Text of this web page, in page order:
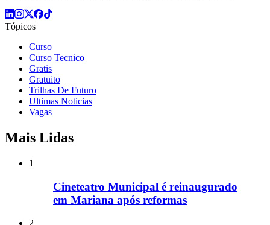
Tópicos
Curso
Curso Tecnico
Gratis
Gratuito
Trilhas De Futuro
Ultimas Noticias
Vagas
Mais Lidas
1
Cineteatro Municipal é reinaugurado
em Mariana após reformas